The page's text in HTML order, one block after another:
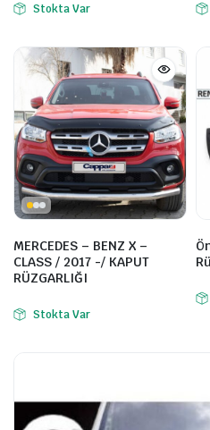
Stokta Var
MERCEDES – BENZ X –
CLASS / 2017 -/ KAPUT
RÜZGARLIĞI
Stokta Var